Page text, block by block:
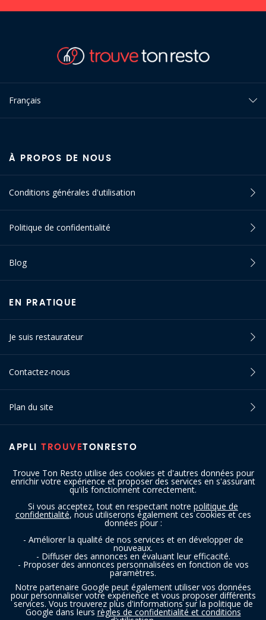
Trouve Ton Resto utilise des cookies et d'autres données pour
enrichir votre expérience et proposer des services en s'assurant
qu'ils fonctionnent correctement.
Si vous acceptez, tout en respectant notre politique de
confidentialité, nous utiliserons également ces cookies et ces
données pour :
- Améliorer la qualité de nos services et en développer de
nouveaux.
- Diffuser des annonces en évaluant leur efficacité.
- Proposer des annonces personnalisées en fonction de vos
paramètres.
Notre partenaire Google peut également utiliser vos données
pour personnaliser votre expérience et vous proposer différents
services. Vous trouverez plus d'informations sur la politique de
Google dans leurs règles de confidentialité et conditions
Français
APPLI TROUVETONRESTO
À PROPOS DE NOUS
Conditions générales d'utilisation
Politique de confidentialité
Blog
EN PRATIQUE
Je suis restaurateur
Contactez-nous
Plan du site
SUIVEZ-NOUS
Copyright © 2016 - 2026 trouvetonresto.be ‐ Tous droits réservés | JDC